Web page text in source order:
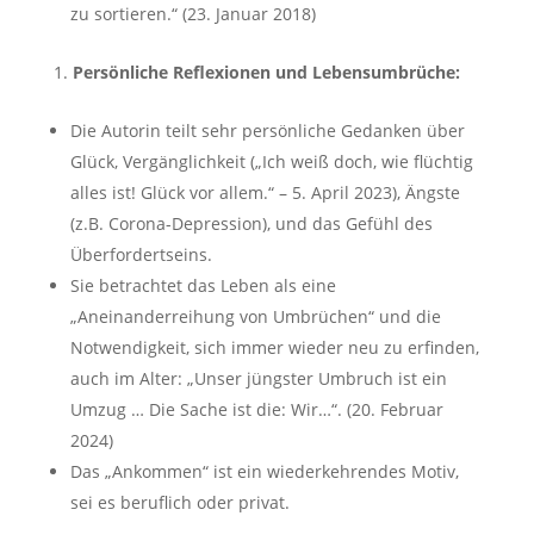
zu sortieren.“ (23. Januar 2018)
Persönliche Reflexionen und Lebensumbrüche:
Die Autorin teilt sehr persönliche Gedanken über
Glück, Vergänglichkeit („Ich weiß doch, wie flüchtig
alles ist! Glück vor allem.“ – 5. April 2023), Ängste
(z.B. Corona-Depression), und das Gefühl des
Überfordertseins.
Sie betrachtet das Leben als eine
„Aneinanderreihung von Umbrüchen“ und die
Notwendigkeit, sich immer wieder neu zu erfinden,
auch im Alter: „Unser jüngster Umbruch ist ein
Umzug … Die Sache ist die: Wir…“. (20. Februar
2024)
Das „Ankommen“ ist ein wiederkehrendes Motiv,
sei es beruflich oder privat.